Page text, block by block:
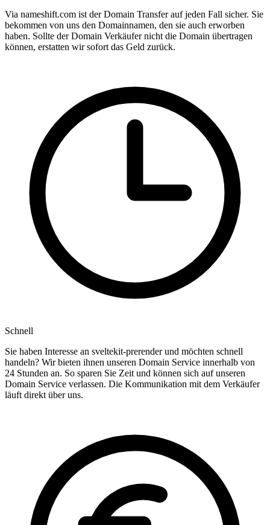
Via nameshift.com ist der Domain Transfer auf jeden Fall sicher. Sie
bekommen von uns den Domainnamen, den sie auch erworben
haben. Sollte der Domain Verkäufer nicht die Domain übertragen
können, erstatten wir sofort das Geld zurück.
Schnell
Sie haben Interesse an sveltekit-prerender und möchten schnell
handeln? Wir bieten ihnen unseren Domain Service innerhalb von
24 Stunden an. So sparen Sie Zeit und können sich auf unseren
Domain Service verlassen. Die Kommunikation mit dem Verkäufer
läuft direkt über uns.